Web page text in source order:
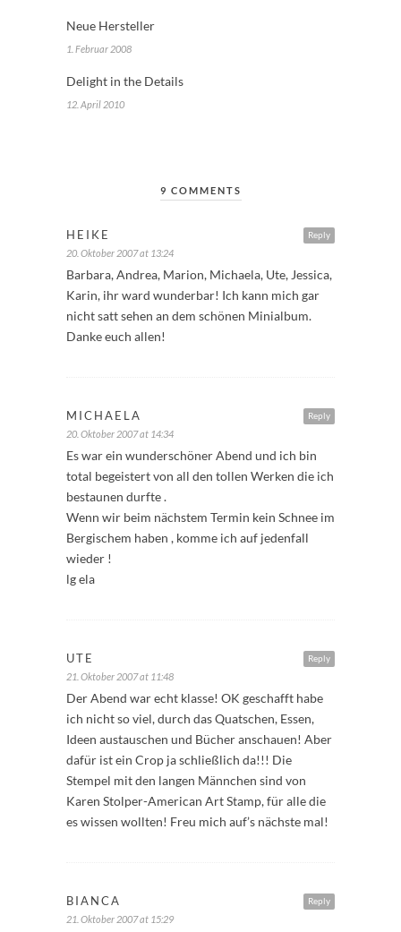
Neue Hersteller
1. Februar 2008
Delight in the Details
12. April 2010
9 COMMENTS
Reply
HEIKE
20. Oktober 2007 at 13:24
Barbara, Andrea, Marion, Michaela, Ute, Jessica,
Karin, ihr ward wunderbar! Ich kann mich gar
nicht satt sehen an dem schönen Minialbum.
Danke euch allen!
Reply
MICHAELA
20. Oktober 2007 at 14:34
Es war ein wunderschöner Abend und ich bin
total begeistert von all den tollen Werken die ich
bestaunen durfte .
Wenn wir beim nächstem Termin kein Schnee im
Bergischem haben , komme ich auf jedenfall
wieder !
lg ela
Reply
UTE
21. Oktober 2007 at 11:48
Der Abend war echt klasse! OK geschafft habe
ich nicht so viel, durch das Quatschen, Essen,
Ideen austauschen und Bücher anschauen! Aber
dafür ist ein Crop ja schließlich da!!! Die
Stempel mit den langen Männchen sind von
Karen Stolper-American Art Stamp, für alle die
es wissen wollten! Freu mich auf’s nächste mal!
Reply
BIANCA
21. Oktober 2007 at 15:29